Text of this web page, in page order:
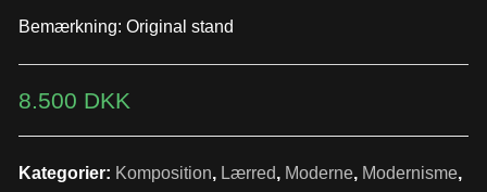
Bemærkning: Original stand
8.500 DKK
Kategorier: Komposition, Lærred, Moderne, Modernisme,